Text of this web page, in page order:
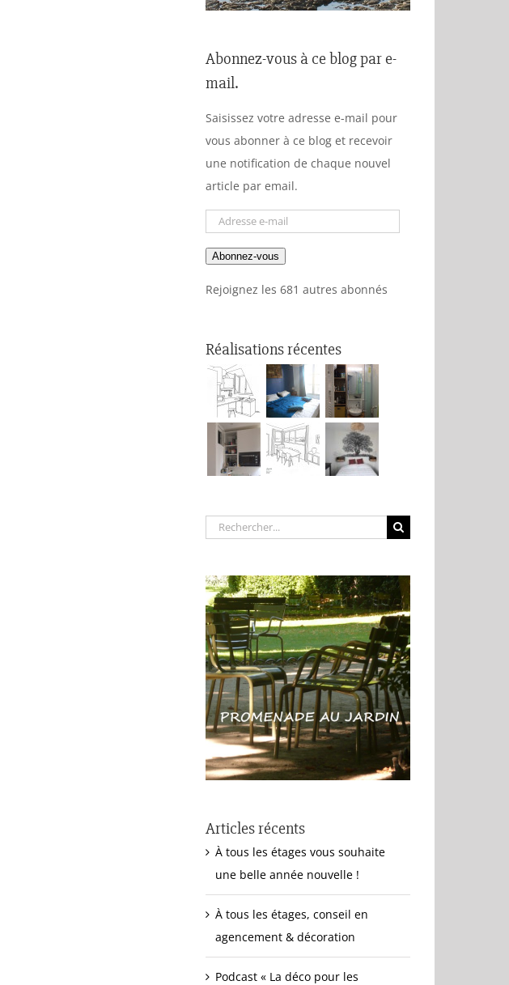
Abonnez-vous à ce blog par e-
mail.
Saisissez votre adresse e-mail pour
vous abonner à ce blog et recevoir
une notification de chaque nouvel
article par email.
Adresse
mail
Abonnez-vous
Rejoignez les 681 autres abonnés
Réalisations récentes
Rechercher:
Articles récents
À tous les étages vous souhaite
une belle année nouvelle !
À tous les étages, conseil en
agencement & décoration
Podcast « La déco pour les